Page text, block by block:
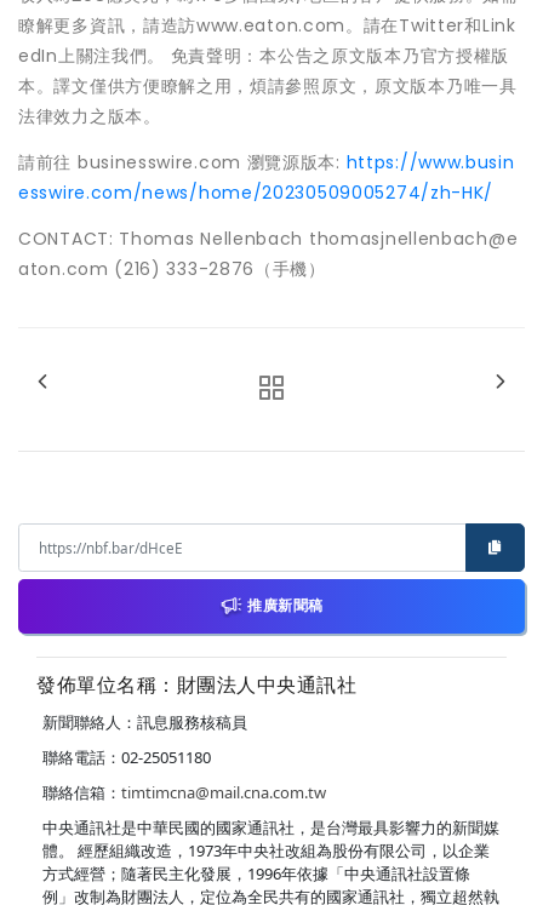
瞭解更多資訊，請造訪www.eaton.com。請在Twitter和Link
edIn上關注我們。 免責聲明：本公告之原文版本乃官方授權版
本。譯文僅供方便瞭解之用，煩請參照原文，原文版本乃唯一具
法律效力之版本。
請前往 businesswire.com 瀏覽源版本: https://www.busin
esswire.com/news/home/20230509005274/zh-HK/
CONTACT: Thomas Nellenbach thomasjnellenbach@e
aton.com (216) 333-2876（手機）
推廣新聞稿
發佈單位名稱：財團法人中央通訊社
新聞聯絡人：訊息服務核稿員
聯絡電話：02-25051180
聯絡信箱： timtimcna@mail.cna.com.tw
中央通訊社是中華民國的國家通訊社，是台灣最具影響力的新聞媒
體。 經歷組織改造，1973年中央社改組為股份有限公司，以企業
方式經營；隨著民主化發展，1996年依據「中央通訊社設置條
例」改制為財團法人，定位為全民共有的國家通訊社，獨立超然執